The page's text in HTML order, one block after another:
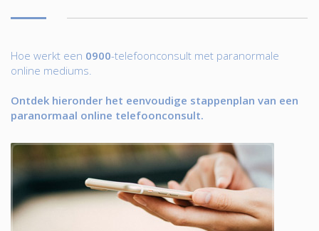
Hoe werkt een 0900-telefoonconsult met paranormale
online mediums.
Ontdek hieronder het eenvoudige stappenplan van een
paranormaal online telefoonconsult.